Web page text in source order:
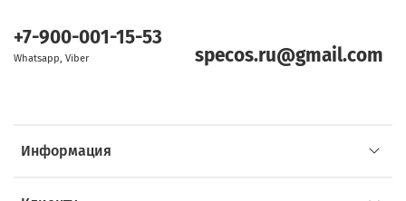
Информация
+7-900-001-15-53
Whatsapp, Viber specos.ru@gmail.com